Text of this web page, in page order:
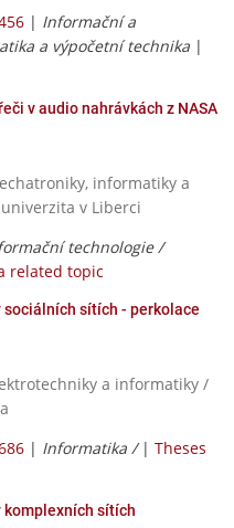
| Informační a
a výpočetní technika |
v audio nahrávkách z NASA
informatiky a
v Liberci
technologie /
related topic
sociálních sítích - perkolace
a informatiky /
| Informatika / | Theses
komplexních sítích